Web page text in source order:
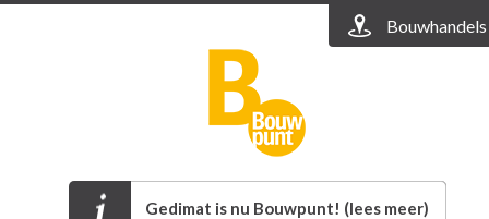
Bouwhandels
Gedimat is nu Bouwpunt! (lees meer)